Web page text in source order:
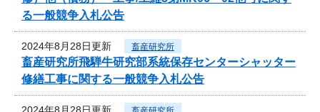
る一般競争入札公告
2024年8月28日更新 畜産研究所
畜産研究所飛騨牛研究部系統保存センターシャッター
修繕工事に関する一般競争入札公告